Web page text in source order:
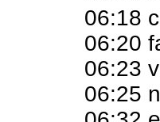
06:18
06:20
06:23
06:25